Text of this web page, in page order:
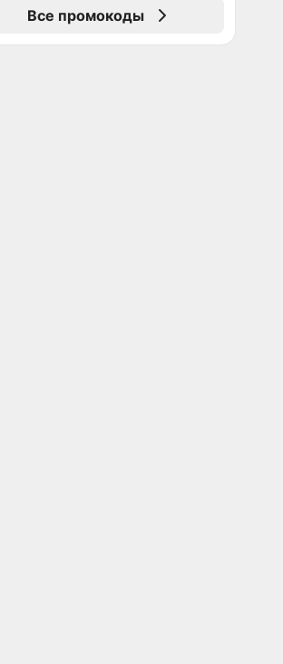
Все промокоды